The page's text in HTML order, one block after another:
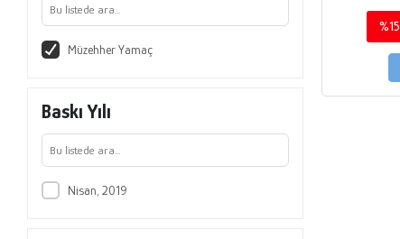
Müzehher Yamaç
Baskı Yılı
Nisan, 2019
%15